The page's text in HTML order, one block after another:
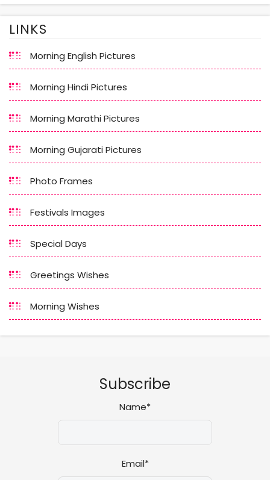
LINKS
Morning English Pictures
Morning Hindi Pictures
Morning Marathi Pictures
Morning Gujarati Pictures
Photo Frames
Festivals Images
Special Days
Greetings Wishes
Morning Wishes
Subscribe
Name*
Email*